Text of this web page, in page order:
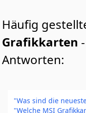
Häufig
Grafikkarten
Antworten:
"Was sind die
"Welche MSI